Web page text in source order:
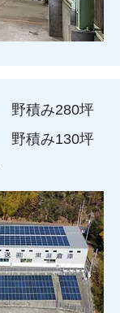
野積み280坪
野積み130坪